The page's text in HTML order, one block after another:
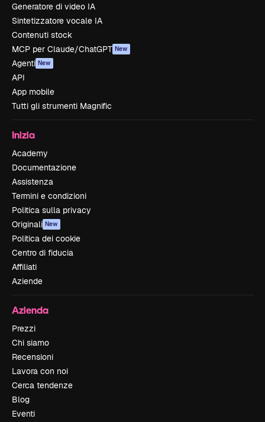
Generatore di video IA
Sintetizzatore vocale IA
Contenuti stock
MCP per Claude/ChatGPT New
Agenti New
API
App mobile
Tutti gli strumenti Magnific
Inizia
Academy
Documentazione
Assistenza
Termini e condizioni
Politica sulla privacy
Originali New
Politica dei cookie
Centro di fiducia
Affiliati
Aziende
Azienda
Prezzi
Chi siamo
Recensioni
Lavora con noi
Cerca tendenze
Blog
Eventi